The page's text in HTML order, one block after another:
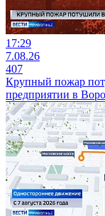
17:29
7.08.26
407
Крупный пожар
предприятии в